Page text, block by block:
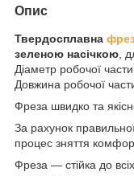
Опис
Твердосплавна
зеленою насічкою ,
Діаметр робочої
Довжина робочої
Фреза швидко та
За рахунок
процес зняття
Фреза — стійка до всіх